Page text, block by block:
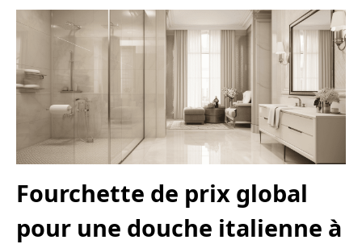
Fourchette de prix global
pour une douche italienne à